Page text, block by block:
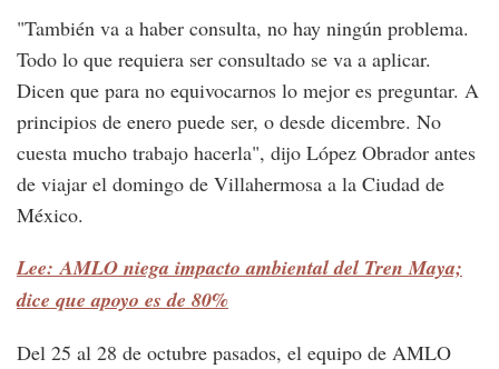
"También va a haber consulta, no hay ningún problema.
Todo lo que requiera ser consultado se va a aplicar.
Dicen que para no equivocarnos lo mejor es preguntar. A
principios de enero puede ser, o desde dicembre. No
cuesta mucho trabajo hacerla", dijo López Obrador antes
de viajar el domingo de Villahermosa a la Ciudad de
México.
Lee: AMLO niega impacto ambiental del Tren Maya;
dice que apoyo es de 80%
Del 25 al 28 de octubre pasados, el equipo de AMLO